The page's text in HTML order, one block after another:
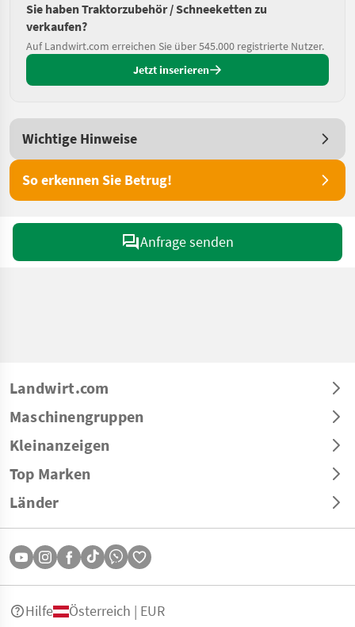
Sie haben Traktorzubehör / Schneeketten zu
verkaufen?
Auf Landwirt.com erreichen Sie über 545.000 registrierte Nutzer.
Jetzt inserieren
Wichtige Hinweise
So erkennen Sie Betrug!
Anfrage senden
Landwirt.com
Maschinengruppen
Kleinanzeigen
Top Marken
Länder
Hilfe Österreich | EUR